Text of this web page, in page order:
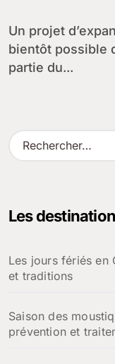
Un projet d’expansion du réseau TGV, il sera
bientôt possible
partie du...
R
e
r
e
r
Les
Les jours fériés en
et traditions
Saison des
prévention et